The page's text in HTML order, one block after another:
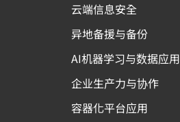
云端信息安全
异地备援与备份
AI机器学习与数据应用
企业生产力与协作
容器化平台应用